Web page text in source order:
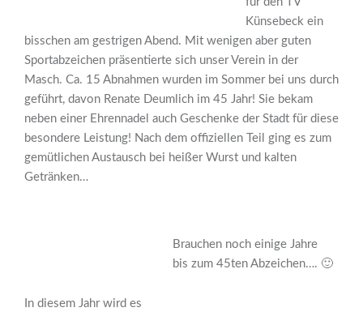
Künsebeck ein
bisschen am gestrigen Abend. Mit wenigen aber guten
Sportabzeichen präsentierte sich unser Verein in der
Masch. Ca. 15 Abnahmen wurden im Sommer bei uns durch
geführt, davon Renate Deumlich im 45 Jahr! Sie bekam
neben einer Ehrennadel auch Geschenke der Stadt für diese
besondere Leistung! Nach dem offiziellen Teil ging es zum
gemütlichen Austausch bei heißer Wurst und kalten
Getränken…
Brauchen noch einige Jahre
bis zum 45ten Abzeichen…. 🙂
In diesem Jahr wird es